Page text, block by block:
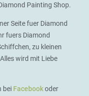
Painting Shop.
Seite fuer Diamond
fuers Diamond
zu kleinen
wird mit Liebe
bei Facebookoder